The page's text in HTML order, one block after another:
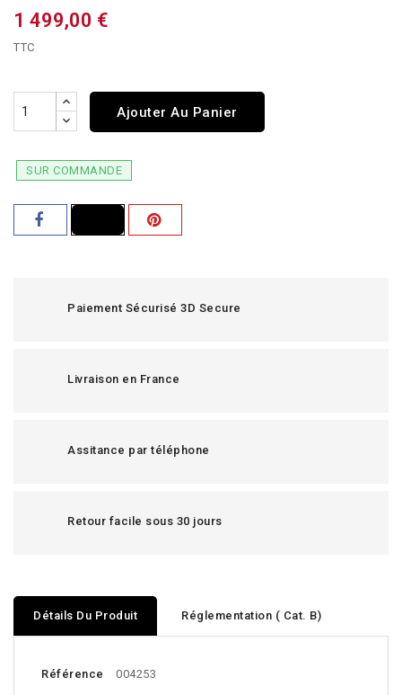
1 499,00 €
TTC
Ajouter Au Panier
SUR COMMANDE
Paiement Sécurisé 3D Secure
Livraison en France
Assitance par téléphone
Retour facile sous 30 jours
Détails Du Produit Réglementation ( Cat. B)
Référence 004253